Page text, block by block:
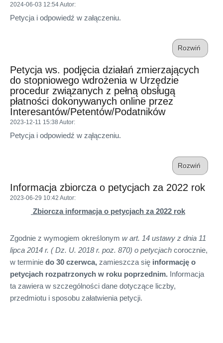
2024-06-03 12:54Autor:
Petycja i odpowiedź w załączeniu.
Rozwiń
Petycja ws. podjęcia działań zmierzających
do stopniowego wdrożenia w Urzędzie
procedur związanych z pełną obsługą
płatności dokonywanych online przez
Interesantów/Petentów/Podatników
2023-12-11 15:38 Autor:
Petycja i odpowiedź w ząłączeniu.
Rozwiń
Informacja zbiorcza o petycjach za 2022 rok
2023-06-29 10:42 Autor:
Zbiorcza informacja o petycjach za 2022 rok
Zgodnie z wymogiem określonym w art. 14 ustawy z dnia 11
lipca 2014 r. ( Dz. U. 2018 r. poz. 870) o petycjach corocznie,
w terminie do 30 czerwca, zamieszcza się informację o
petycjach rozpatrzonych w roku poprzednim. Informacja
ta zawiera w szczególności dane dotyczące liczby,
przedmiotu i sposobu załatwienia petycji.